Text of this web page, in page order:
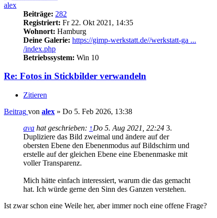
alex
Beiträge: 282
Registriert: Fr 22. Okt 2021, 14:35
Wohnort: Hamburg
Deine Galerie: https://gimp-werkstatt.de//werkstatt-ga ...
/index.php
Betriebssystem: Win 10
Re: Fotos in Stickbilder verwandeln
Zitieren
Beitrag von alex » Do 5. Feb 2026, 13:38
ava hat geschrieben: ↑Do 5. Aug 2021, 22:24 3.
Dupliziere das Bild zweimal und ändere auf der
obersten Ebene den Ebenenmodus auf Bildschirm und
erstelle auf der gleichen Ebene eine Ebenenmaske mit
voller Transparenz.
Mich hätte einfach interessiert, warum die das gemacht
hat. Ich würde gerne den Sinn des Ganzen verstehen.
Ist zwar schon eine Weile her, aber immer noch eine offene Frage?